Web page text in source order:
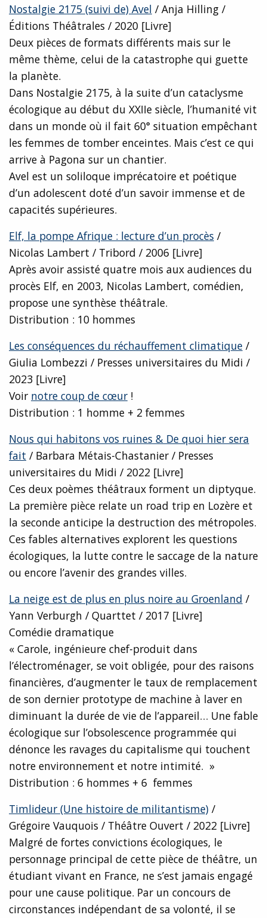
Nostalgie 2175 (suivi de) Avel / Anja Hilling /
Éditions Théâtrales / 2020 [Livre]
Deux pièces de formats différents mais sur le
même thème, celui de la catastrophe qui guette
la planète.
Dans Nostalgie 2175, à la suite d’un cataclysme
écologique au début du XXIIe siècle, l’humanité vit
dans un monde où il fait 60° situation empêchant
les femmes de tomber enceintes. Mais c’est ce qui
arrive à Pagona sur un chantier.
Avel est un soliloque imprécatoire et poétique
d’un adolescent doté d’un savoir immense et de
capacités supérieures.
Elf, la pompe Afrique : lecture d’un procès /
Nicolas Lambert / Tribord / 2006 [Livre]
Après avoir assisté quatre mois aux audiences du
procès Elf, en 2003, Nicolas Lambert, comédien,
propose une synthèse théâtrale.
Distribution : 10 hommes
Les conséquences du réchauffement climatique /
Giulia Lombezzi / Presses universitaires du Midi /
2023 [Livre]
Voir notre coup de cœur !
Distribution : 1 homme + 2 femmes
Nous qui habitons vos ruines & De quoi hier sera
fait / Barbara Métais-Chastanier / Presses
universitaires du Midi / 2022 [Livre]
Ces deux poèmes théâtraux forment un diptyque.
La première pièce relate un road trip en Lozère et
la seconde anticipe la destruction des métropoles.
Ces fables alternatives explorent les questions
écologiques, la lutte contre le saccage de la nature
ou encore l’avenir des grandes villes.
La neige est de plus en plus noire au Groenland /
Yann Verburgh / Quarttet / 2017 [Livre]
Comédie dramatique
« Carole, ingénieure chef-produit dans
l’électroménager, se voit obligée, pour des raisons
financières, d’augmenter le taux de remplacement
de son dernier prototype de machine à laver en
diminuant la durée de vie de l’appareil… Une fable
écologique sur l’obsolescence programmée qui
dénonce les ravages du capitalisme qui touchent
notre environnement et notre intimité. »
Distribution : 6 hommes + 6 femmes
Timlideur (Une histoire de militantisme) /
Grégoire Vauquois / Théâtre Ouvert / 2022 [Livre]
Malgré de fortes convictions écologiques, le
personnage principal de cette pièce de théâtre, un
étudiant vivant en France, ne s’est jamais engagé
pour une cause politique. Par un concours de
circonstances indépendant de sa volonté, il se